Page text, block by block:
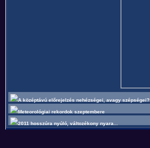
A középtávú előrejelzés nehézségei, avagy szépségei?
Meteorológiai rekordok szeptembere
2011 hosszúra nyúló, változékony nyara...